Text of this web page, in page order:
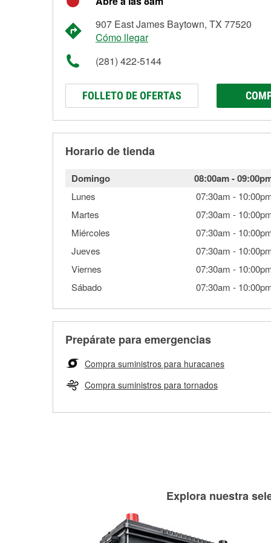
907 East James Baytown, TX 77520
Cómo llegar
(281) 422-5144
FOLLETO DE OFERTAS
Horario de tienda
Domingo 08:00am-
Lunes 07:30am -
Martes
07:30am -
Miércoles
07:30am -
Jueves
07:30am -
Viernes
07:30am -
Sábado
07:30am -
Prepárate para emergencias
Compra suministros para huracanes
Compra suministros para tornados
Explora nuestra